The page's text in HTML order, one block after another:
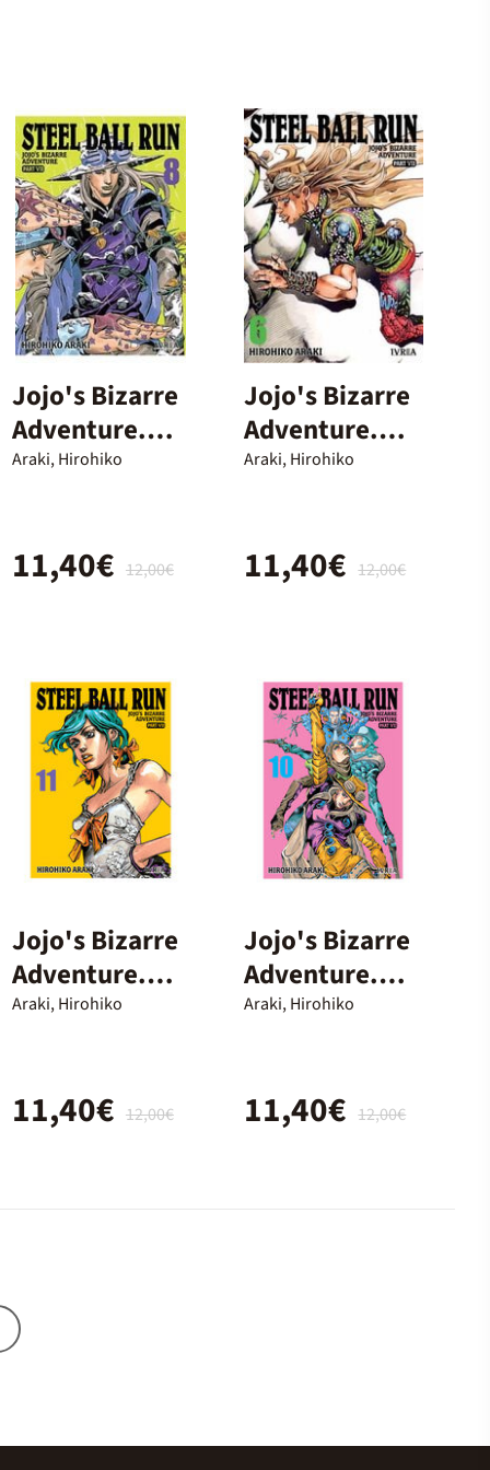
Jojo's Bizarre
Adventure.
Parte 7. Steel
Araki, Hirohiko
12,00€
11,40€
Jojo's Bizarre
Adventure.
Parte 7. Steel
Araki, Hirohiko
12,00€
11,40€
Jojo's Bizarre
Adventure.
Parte 7. Steel
Araki, Hirohiko
12,00€
11,40€
Jojo's Bizarre
Adventure.
Parte 7. Steel
Araki, Hirohiko
12,00€
11,40€